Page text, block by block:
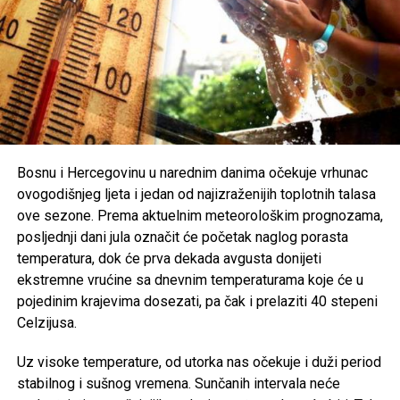
generacijama. Mnogi smatraju da je zabrinjavajuće kada
otkazani koncert ili festivalski događaj postane važniji od
ljudskih života i tragedije koja je pogodila cijelu zajednicu.
Organizatori Zenica Summer Festa poručili su da je odluka
o otkazivanju donesena iz poštovanja prema nastradalima i
njihovim porodicama, naglašavajući da će prilika za muziku
i zabavu uvijek biti, dok izgubljeni životi ne mogu biti
vraćeni.
Brojni građani podržali su ovu odluku, ističući da u
trenucima kolektivne tuge solidarnost i suosjećanje moraju
biti ispred svih drugih interesa.
Rasprava koja se razvila na društvenim mrežama još
jednom je pokazala koliko je važno njegovati kulturu
empatije, poštovanja i odgovornosti, posebno u trenucima
kada cijela zajednica dijeli bol zbog nenadoknadivog
Bosnu i Hercegovinu u narednim danima očekuje vrhunac
ovogodišnjeg ljeta i jedan od najizraženijih toplotnih talasa
ove sezone. Prema aktuelnim meteorološkim prognozama,
posljednji dani jula označit će početak naglog porasta
temperatura, dok će prva dekada avgusta donijeti
ekstremne vrućine sa dnevnim temperaturama koje će u
pojedinim krajevima dosezati, pa čak i prelaziti 40 stepeni
Celzijusa.
Uz visoke temperature, od utorka nas očekuje i duži period
stabilnog i sušnog vremena. Sunčanih intervala neće